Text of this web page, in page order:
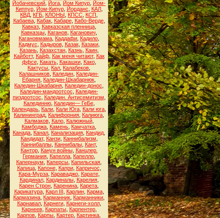
Йобачевский Йога Йом Кипур Йом-
Киппур, Йом-Кипур, Йорданс КАЛ,
КВД КГБ КЛОНЫ КПСС КСП
Кабаева, Кабак, Кабаре, Кабо-Верде,
Кавказ, Кавказская пленница,
Кавказцы, Каганов, Каганович
Кагановмама Каддафи Кадило
Кадмус
Кадыров, Казак, Казаки,
Казань, Казахстан, Казнь, Каин,
Кайботт, Кайф, Как меня читают, Как
ффсе, Какать, Какашки, Како,
Кактусы Кал Калабеков
Калашников Каледин Каледин-
Ебарня Каледин-Шкабарнюк
Каледин-Шкабарня Каледин-донос
Каледин-мандоотсос
Каледин-
пиздоотсос
Каледин. Антисемитизм
Калединню, Каледин— ГеБе,
Календарь Кали Кали Юга Кали юга
Калининград Калифорния Калиюга
Калмаков, Кало, Калюжный,
Камбоджа Камень Камчатка
Канада Канал Канализация Кандид
Кандидат, Канзи, Каннибализм
Каннибаллы, Каннибалы, Кант,
Кантор, Канун войны, Канцлер.
Германия Капелла Капелло
Капернаум
Каперсы Капильская
Капица, Капоне, Капри, Капричос
Кара-Мурза, Караваджо, Карате,
Кардинал, Кардиналы, Карелия,
Карен Строн Каренина Карета
Карикатура, Карл III Карлин, Карма,
Кармазина Карманник Карманники
Карнавал, Карнеги, Карнеги-холл,
Карнеев, Карпаты, Карпентер,
Карпов Карпы Картер Картинка